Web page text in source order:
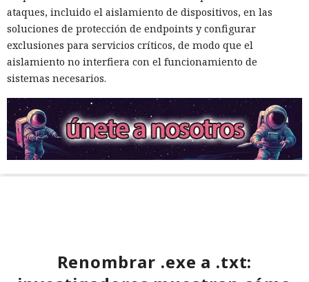
ataques, incluido el aislamiento de dispositivos, en las
soluciones de protección de endpoints y configurar
exclusiones para servicios críticos, de modo que el
aislamiento no interfiera con el funcionamiento de
sistemas necesarios.
Renombrar .exe a .txt: